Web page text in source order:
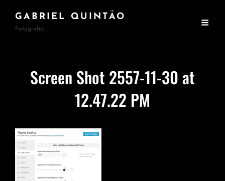
GABRIEL QUINTÃO
Fotografia
Screen Shot 2557-11-30 at
12.47.22 PM